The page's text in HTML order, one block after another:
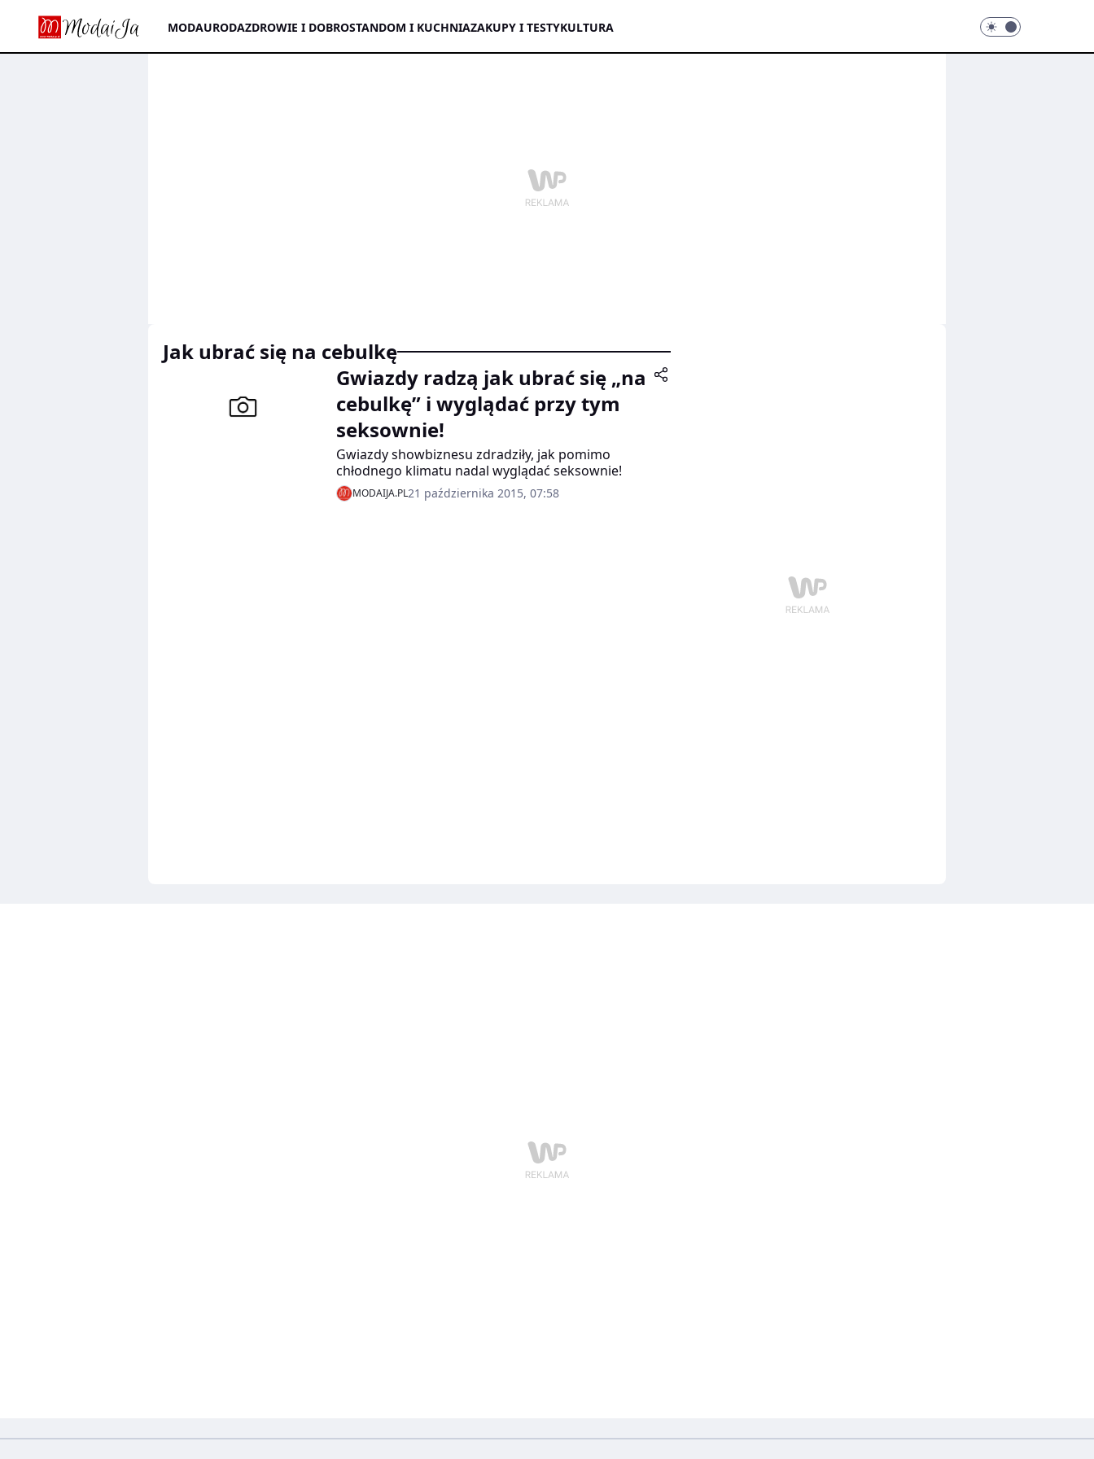
MODAURODAZDROWIE I DOBROSTANDOM I KUCHNIAZAKUPY I TESTYKULTURA
jak ubrać się na cebulkę
Gwiazdy radzą jak ubrać się „na
cebulkę” i wyglądać przy tym
seksownie!
Gwiazdy showbiznesu zdradziły, jak pomimo
chłodnego klimatu nadal wyglądać seksownie!
MODAIJA.PL21 października 2015, 07:58